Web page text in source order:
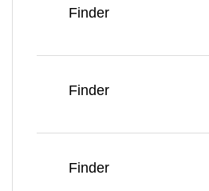
Finder
Finder
Finder